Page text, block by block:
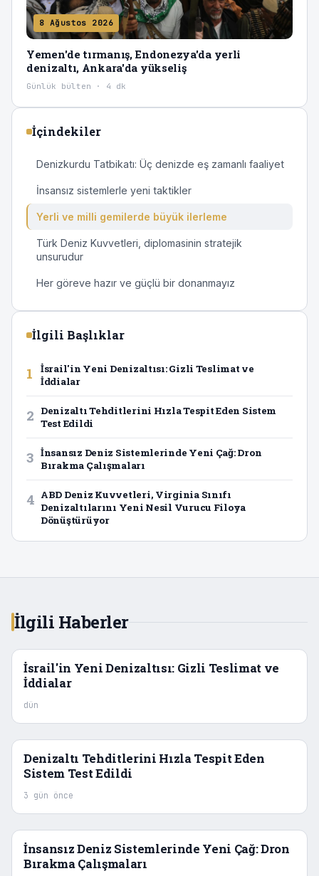
8 Ağustos 2026
Yemen'de tırmanış, Endonezya'da yerli
denizaltı, Ankara'da yükseliş
Günlük bülten · 4 dk
İçindekiler
Denizkurdu Tatbikatı: Üç denizde eş zamanlı faaliyet
İnsansız sistemlerle yeni taktikler
Yerli ve milli gemilerde büyük ilerleme
Türk Deniz Kuvvetleri, diplomasinin stratejik
unsurudur
Her göreve hazır ve güçlü bir donanmayız
İlgili Başlıklar
1
İsrail'in Yeni Denizaltısı: Gizli Teslimat ve
İddialar
2
Denizaltı Tehditlerini Hızla Tespit Eden Sistem
Test Edildi
3 İnsansız Deniz Sistemlerinde Yeni Çağ: Dron
Bırakma Çalışmaları
4 ABD Deniz Kuvvetleri, Virginia Sınıfı
Denizaltılarını Yeni Nesil Vurucu Filoya
Dönüştürüyor
İlgili Haberler
İsrail'in Yeni Denizaltısı: Gizli Teslimat ve
İddialar
dün
Denizaltı Tehditlerini Hızla Tespit Eden
Sistem Test Edildi
3 gün önce
İnsansız Deniz Sistemlerinde Yeni Çağ: Dron
Bırakma Çalışmaları